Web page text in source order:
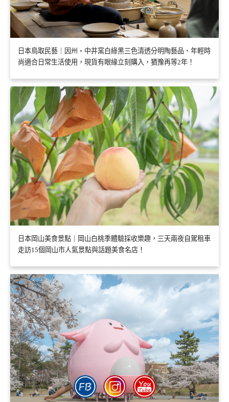
日本鳥取民藝｜因州・中井窯白綠黑三色清透分明陶藝品、年輕時
尚適合日常生活使用，現貨有眼緣立刻購入，猶豫再等2年！
日本岡山美食景點｜岡山白桃季體驗採收樂趣，三天兩夜自駕租車
走訪15個岡山市人氣景點與話題美食名店！